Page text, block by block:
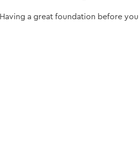
Having a great foundation before